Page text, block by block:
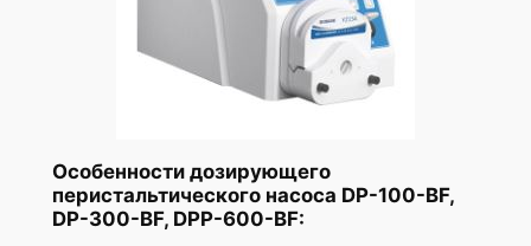
Особенности дозирующего
перистальтического насоса DP-100-BF,
DP-300-BF, DPP-600-BF: